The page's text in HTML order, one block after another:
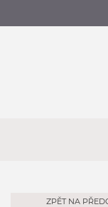
ZPĚT NA